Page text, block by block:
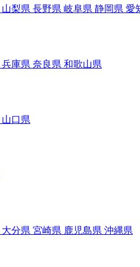
山梨県 長野県 岐阜県 静岡県 愛
兵庫県 奈良県 和歌山県
山口県
大分県 宮崎県 鹿児島県 沖縄県